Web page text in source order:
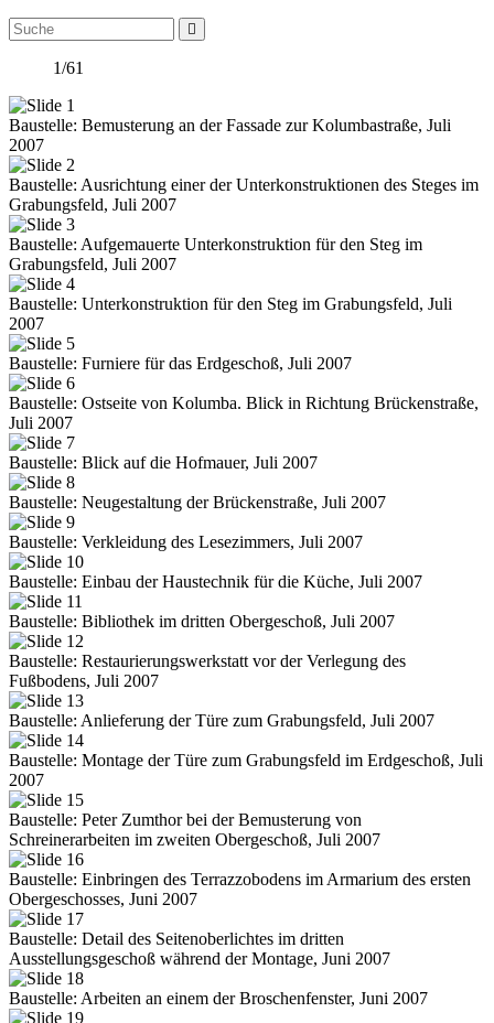
1/61
Baustelle: Bemusterung an der Fassade zur Kolumbastraße, Juli
2007
Baustelle: Ausrichtung einer der Unterkonstruktionen des Steges im
Grabungsfeld, Juli 2007
Baustelle: Aufgemauerte Unterkonstruktion für den Steg im
Grabungsfeld, Juli 2007
Baustelle: Unterkonstruktion für den Steg im Grabungsfeld, Juli
2007
Baustelle: Furniere für das Erdgeschoß, Juli 2007
Baustelle: Ostseite von Kolumba. Blick in Richtung Brückenstraße,
Juli 2007
Baustelle: Blick auf die Hofmauer, Juli 2007
Baustelle: Neugestaltung der Brückenstraße, Juli 2007
Baustelle: Verkleidung des Lesezimmers, Juli 2007
Baustelle: Einbau der Haustechnik für die Küche, Juli 2007
Baustelle: Bibliothek im dritten Obergeschoß, Juli 2007
Baustelle: Restaurierungswerkstatt vor der Verlegung des
Fußbodens, Juli 2007
Baustelle: Anlieferung der Türe zum Grabungsfeld, Juli 2007
Baustelle: Montage der Türe zum Grabungsfeld im Erdgeschoß, Juli
2007
Baustelle: Peter Zumthor bei der Bemusterung von
Schreinerarbeiten im zweiten Obergeschoß, Juli 2007
Baustelle: Einbringen des Terrazzobodens im Armarium des ersten
Obergeschosses, Juni 2007
Baustelle: Detail des Seitenoberlichtes im dritten
Ausstellungsgeschoß während der Montage, Juni 2007
Baustelle: Arbeiten an einem der Broschenfenster, Juni 2007